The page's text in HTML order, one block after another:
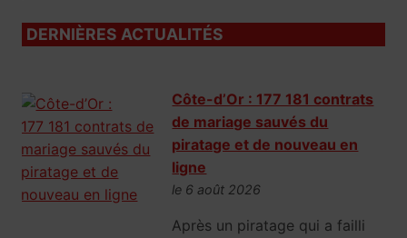
DERNIÈRES ACTUALITÉS
Côte-d’Or : 177 181 contrats
de mariage sauvés du
piratage et de nouveau en
ligne
le 6 août 2026
Après un piratage qui a failli